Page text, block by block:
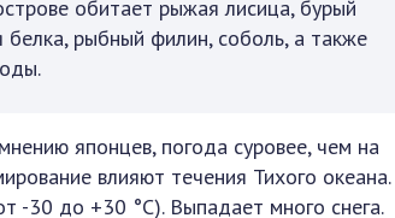
обитает рыжая лисица, бурый
белка, рыбный филин, соболь, а также
японцев, погода суровее, чем на
влияют течения Тихого океана.
-30 до +30 °C). Выпадает много снега.